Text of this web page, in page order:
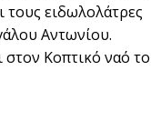
τους ειδωλολάτρες
Αντωνίου.
στον Κοπτικό ναό